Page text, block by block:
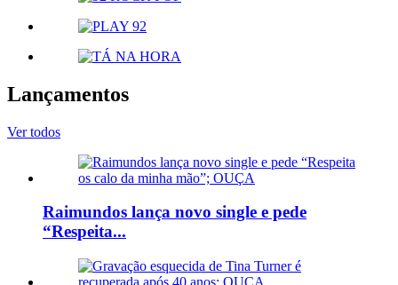
Lançamentos
Ver todos
Raimundos lança novo single e pede
“Respeita...